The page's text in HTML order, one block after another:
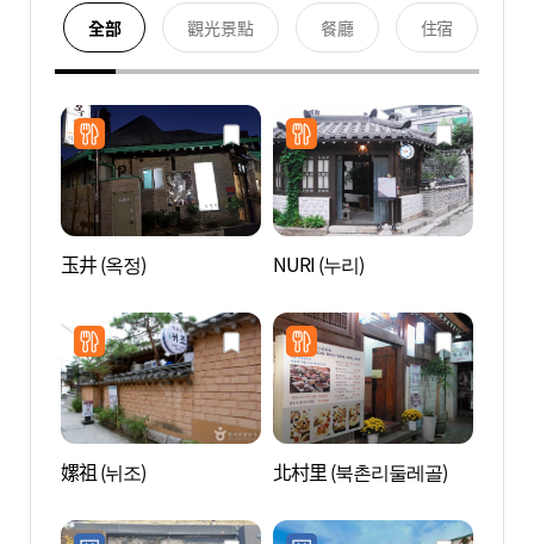
全部 觀光景點 餐廳 住宿
玉井 (옥정) NURI (누리)
嫘祖 (뉘조) 北村里 (북촌리둘레골)